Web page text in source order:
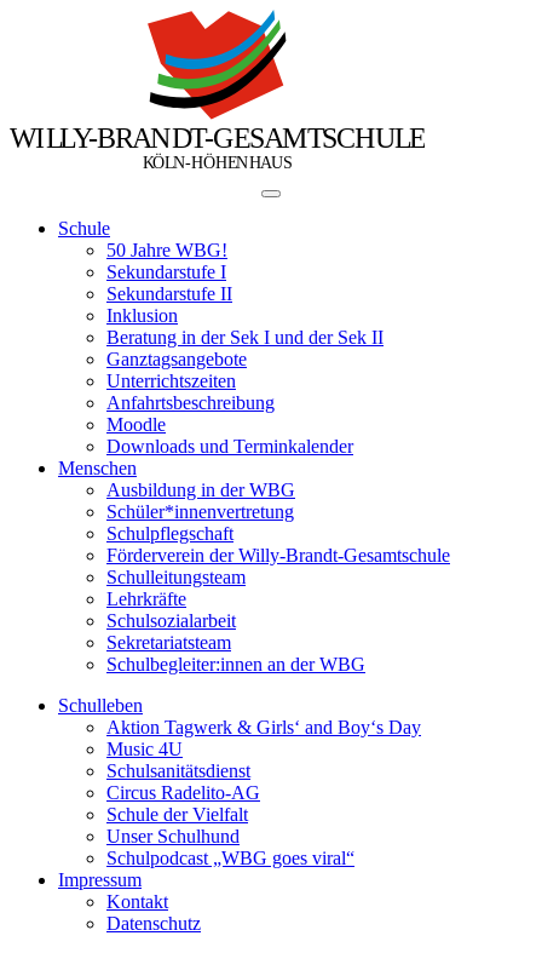
WILLY-BRANDT-GESAMTSCHULE
KÖLN-HÖHENHAUS
Schule
50 Jahre WBG!
Sekundarstufe I
Sekundarstufe II
Inklusion
Beratung in der Sek I und der Sek II
Ganztagsangebote
Unterrichtszeiten
Anfahrtsbeschreibung
Moodle
Downloads und Terminkalender
Menschen
Ausbildung in der WBG
Schüler*innenvertretung
Schulpflegschaft
Förderverein der Willy-Brandt-Gesamtschule
Schulleitungsteam
Lehrkräfte
Schulsozialarbeit
Sekretariatsteam
Schulbegleiter:innen an der WBG
Schulleben
Aktion Tagwerk & Girls‘ and Boy‘s Day
Music 4U
Schulsanitätsdienst
Circus Radelito-AG
Schule der Vielfalt
Unser Schulhund
Schulpodcast „WBG goes viral“
Impressum
Kontakt
Datenschutz